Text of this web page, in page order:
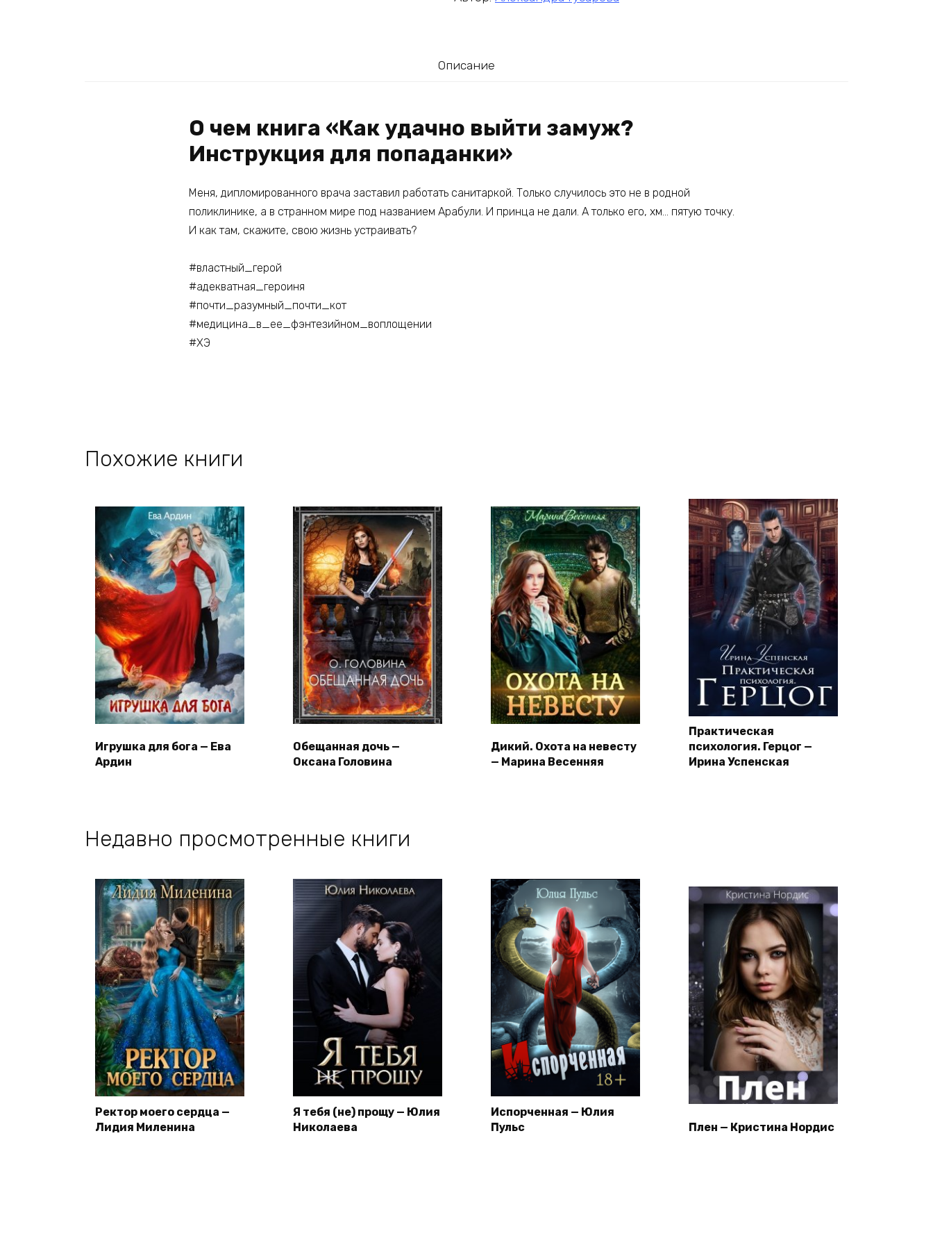
Описание
О чем книга «Как удачно выйти замуж?
Инструкция для попаданки»
Меня, дипломированного врача заставил работать санитаркой. Только случилось это не в родной
поликлинике, а в странном мире под названием Арабули. И принца не дали. А только его, хм… пятую точку.
И как там, скажите, свою жизнь устраивать?
#властный_герой
#адекватная_героиня
#почти_разумный_почти_кот
#медицина_в_ее_фэнтезийном_воплощении
#ХЭ
Похожие книги
Игрушка для бога — Ева
Ардин
Обещанная дочь —
Оксана Головина
Дикий. Охота на невесту
— Марина Весенняя
Практическая
психология. Герцог —
Ирина Успенская
Недавно просмотренные книги
Ректор моего сердца —
Лидия Миленина
Я тебя (не) прощу — Юлия
Николаева
Испорченная — Юлия
Пульс
Плен — Кристина Нордис